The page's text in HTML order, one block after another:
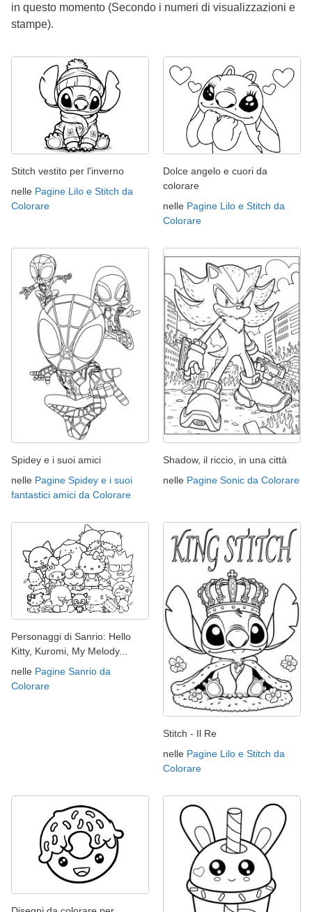
in questo momento (Secondo i numeri di visualizzazioni e
stampe).
Stitch vestito per l'inverno
nelle Pagine Lilo e Stitch da
Colorare
Dolce angelo e cuori da
colorare
nelle Pagine Lilo e Stitch da
Colorare
Spidey e i suoi amici
nelle Pagine Spidey e i suoi
fantastici amici da Colorare
Shadow, il riccio, in una città
nelle Pagine Sonic da Colorare
Personaggi di Sanrio: Hello
Kitty, Kuromi, My Melody...
nelle Pagine Sanrio da
Colorare
Stitch - Il Re
nelle Pagine Lilo e Stitch da
Colorare